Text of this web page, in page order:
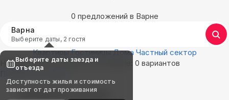
0 предложений в Варне
Варна
Выберите даты, 2 гостя
Квартиры Гостиницы Дома Частный сектор
Найдём, где остановиться в Варне: 0 вариантов
Показать на карте
Выбирайте лучшее
Выберите даты заезда и
отъезда
Доступность жилья и стоимость
зависят от дат проживания